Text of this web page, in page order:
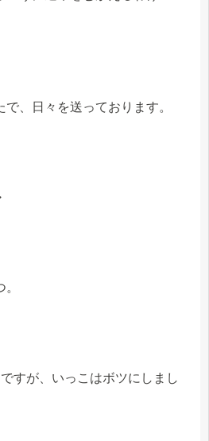
、日々を送っております。
すが、いっこはボツにしまし